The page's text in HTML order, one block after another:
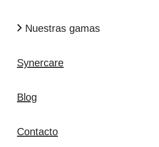
Nuestras gamas
Synercare
Blog
Contacto